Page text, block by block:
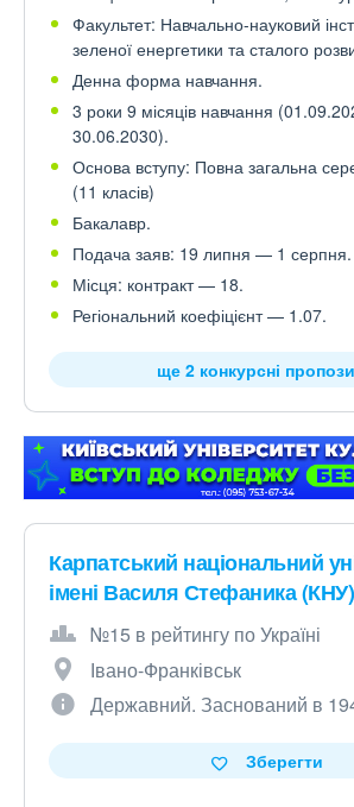
Факультет: Навчально-науковий
зеленої енергетики та сталого
Денна форма навчання.
3 роки 9 місяців навчання
30.06.2030).
Основа вступу: Повна загальна
(11 класів)
Бакалавр.
Подача заяв: 19 липня — 1 серпня.
Місця: контракт — 18.
Регіональний коефіцієнт — 1.07.
ще 2 конкурсні
Карпатський національний
імені Василя Стефаника (КНУ)
№15 в рейтингу по Україні
Івано-Франківськ
Державний. Заснований в
Зберегти